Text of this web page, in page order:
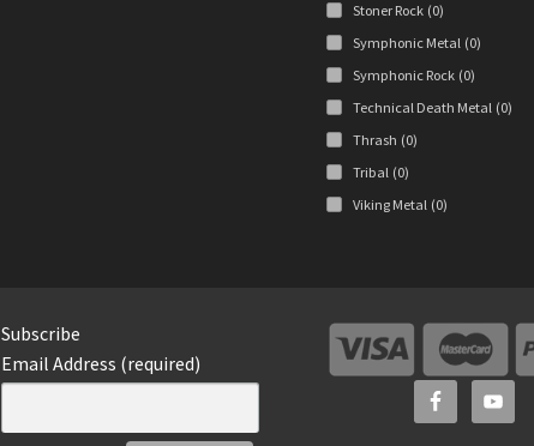
Stoner Rock (0)
Symphonic Metal (0)
Symphonic Rock (0)
Technical Death Metal (0)
Thrash (0)
Tribal (0)
Viking Metal (0)
Subscribe
Email Address (required)